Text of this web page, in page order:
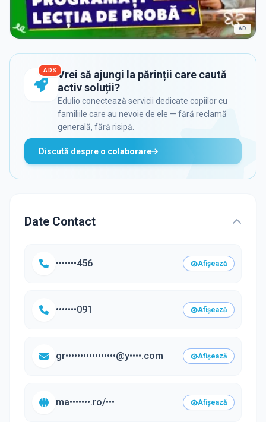
AD
ADS Vrei să ajungi la părinții care caută
activ soluții?
Edulio conectează servicii dedicate copiilor cu
familiile care au nevoie de ele — fără reclamă
generală, fără risipă.
Discută despre o colaborare
Date Contact
•••••••456 Afișează
•••••••091 Afișează
gr•••••••••••••••••@y••••.com Afișează
ma•••••••.ro/••• Afișează